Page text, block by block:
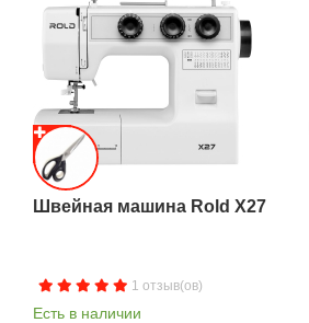
Швейная машина Rold X27
1 отзыв(ов)
Есть в наличии